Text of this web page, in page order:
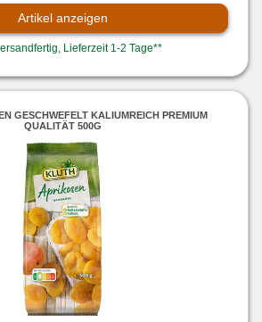
Artikel anzeigen
Lieferzeit 1-2 Tage**
GESCHWEFELT KALIUMREICH PREMIUM
QUALITÄT 500G